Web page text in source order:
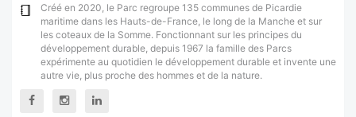
Créé en 2020, le Parc regroupe 135 communes de Picardie
maritime dans les Hauts-de-France, le long de la Manche et sur
les coteaux de la Somme. Fonctionnant sur les principes du
développement durable, depuis 1967 la famille des Parcs
expérimente au quotidien le développement durable et invente une
autre vie, plus proche des hommes et de la nature.